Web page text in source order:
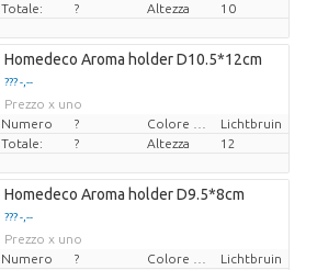
Totale:
? Altezza 10
Homedeco Aroma holder D10.5*12cm
??? -,--
Prezzo x uno
Numero
?
Lichtbruin
Totale:
? Altezza 12
Homedeco Aroma holder D9.5*8cm
??? -,--
Prezzo x uno
Numero
?
Lichtbruin